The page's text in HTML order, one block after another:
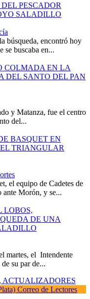
PESCADOR
SALADILLO
búsqueda, encontró hoy
se buscaba en...
COLMADA EN LA
DEL SANTO DEL PAN
y Matanza, fue el centro
del...
BASQUET EN
TRIANGULAR
el equipo de Cadetes de
Morón, y se...
LOBOS,
DE UNA
martes, el Intendente
su par de...